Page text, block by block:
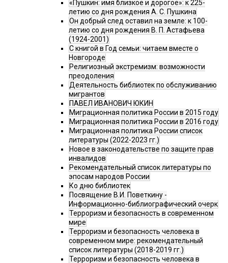
«Пушкин: имя близкое и дорогое»: к 225-
летию со дня рождения А. С. Пушкина
Он добрый след оставил на земле: к 100-
летию со дня рождения В. П. Астафьева
(1924-2001)
С книгой в Год семьи: читаем вместе о
Новгороде
Религиозный экстремизм: возможности
преодоления
Деятельность библиотек по обслуживанию
мигрантов
ПАВЕЛ ИВАНОВИЧ ЮКИН
Миграционная политика России в 2015 году
Миграционная политика России в 2016 году
Миграционная политика России список
литературы (2022-2023 гг.)
Новое в законодательстве по защите прав
инвалидов
Рекомендательный список литературы по
эпосам народов России
Ко дню библиотек
Посвящение В.И. Поветкину -
Информационно-библиографический очерк
Терроризм и безопасность в современном
мире
Терроризм и безопасность человека в
современном мире: рекомендательный
список литературы (2018-2019 гг.)
Терроризм и безопасность человека в